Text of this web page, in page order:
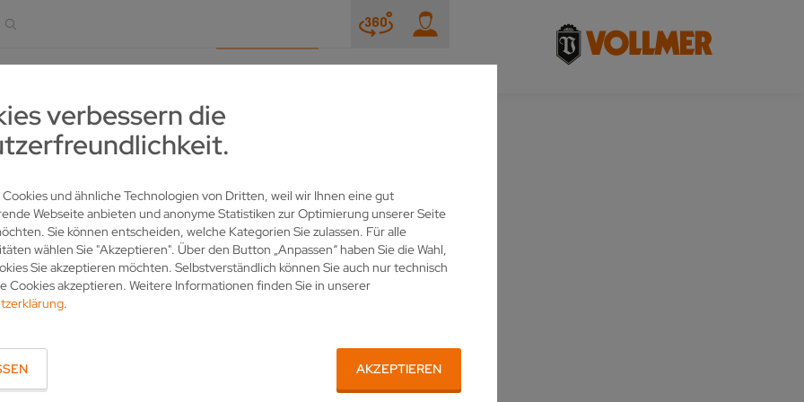
verbessern die
und ähnliche Technologien von Dritten, weil wir Ihnen eine gut
Webseite anbieten und anonyme Statistiken zur Optimierung unserer Seite
Sie können entscheiden, welche Kategorien Sie zulassen. Für alle
wählen Sie "Akzeptieren". Über den Button „Anpassen“ haben Sie die Wahl,
Sie akzeptieren möchten. Selbstverständlich können Sie auch nur technisch
Cookies akzeptieren. Weitere Informationen finden Sie in unserer
.
AKZEPTIEREN
UND PRÄZISION UNTERNEHMEN